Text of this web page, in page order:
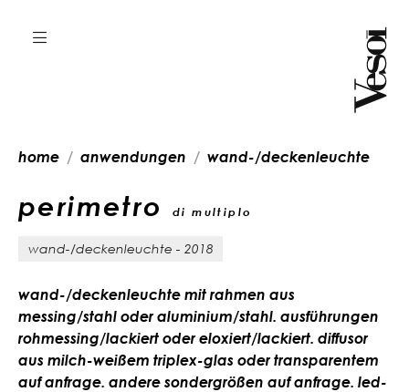
home anwendungen wand-/deckenleuchte
perimetro di multiplo
wand-/deckenleuchte - 2018
wand-/deckenleuchte mit rahmen aus
messing/stahl oder aluminium/stahl. ausführungen
rohmessing/lackiert oder eloxiert/lackiert. diffusor
aus milch-weißem triplex-glas oder transparentem
auf anfrage. andere sondergrößen auf anfrage. led-